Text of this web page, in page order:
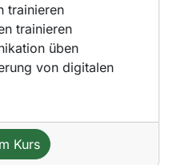
trainieren
trainieren
üben
von digitalen
Kurs